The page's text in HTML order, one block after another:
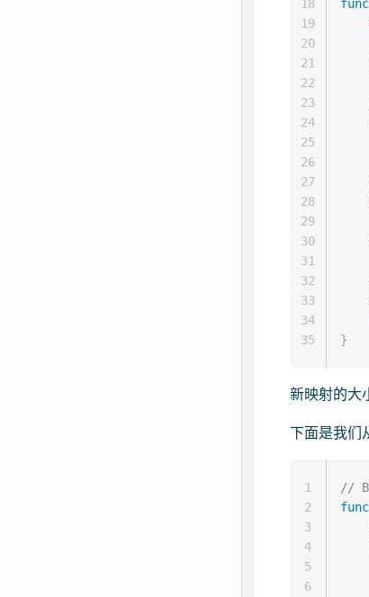
func
}
18
19
20
21
22
23
24
25
26
27
28
29
30
31
32
33
34
35
新映射的大
下面是我们
//
func
1
2
3
4
5
6